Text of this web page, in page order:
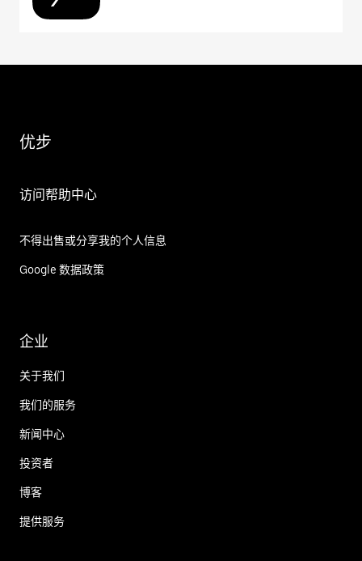
优步
访问帮助中心
不得出售或分享我的个人信息
Google 数据政策
企业
关于我们
我们的服务
新闻中心
投资者
博客
提供服务